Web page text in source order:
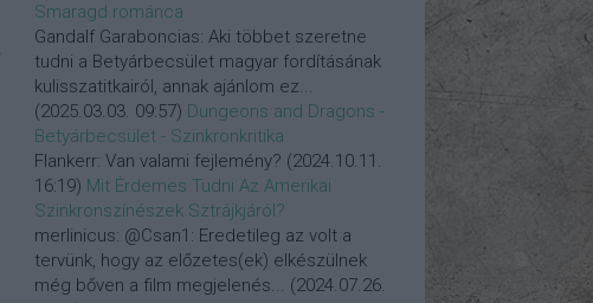
Smaragd románca
Gandalf Garaboncias: Aki többet szeretne
tudni a Betyárbecsület magyar fordításának
kulisszatitkairól, annak ajánlom ez...
(2025.03.03. 09:57) Dungeons and Dragons -
Betyárbecsület - Szinkronkritika
Flankerr: Van valami fejlemény? (2024.10.11.
16:19) Mit Érdemes Tudni Az Amerikai
Szinkronszínészek Sztrájkjáról?
merlinicus: @Csan1: Eredetileg az volt a
tervünk, hogy az előzetes(ek) elkészülnek
még bőven a film megjelenés... (2024.07.26.